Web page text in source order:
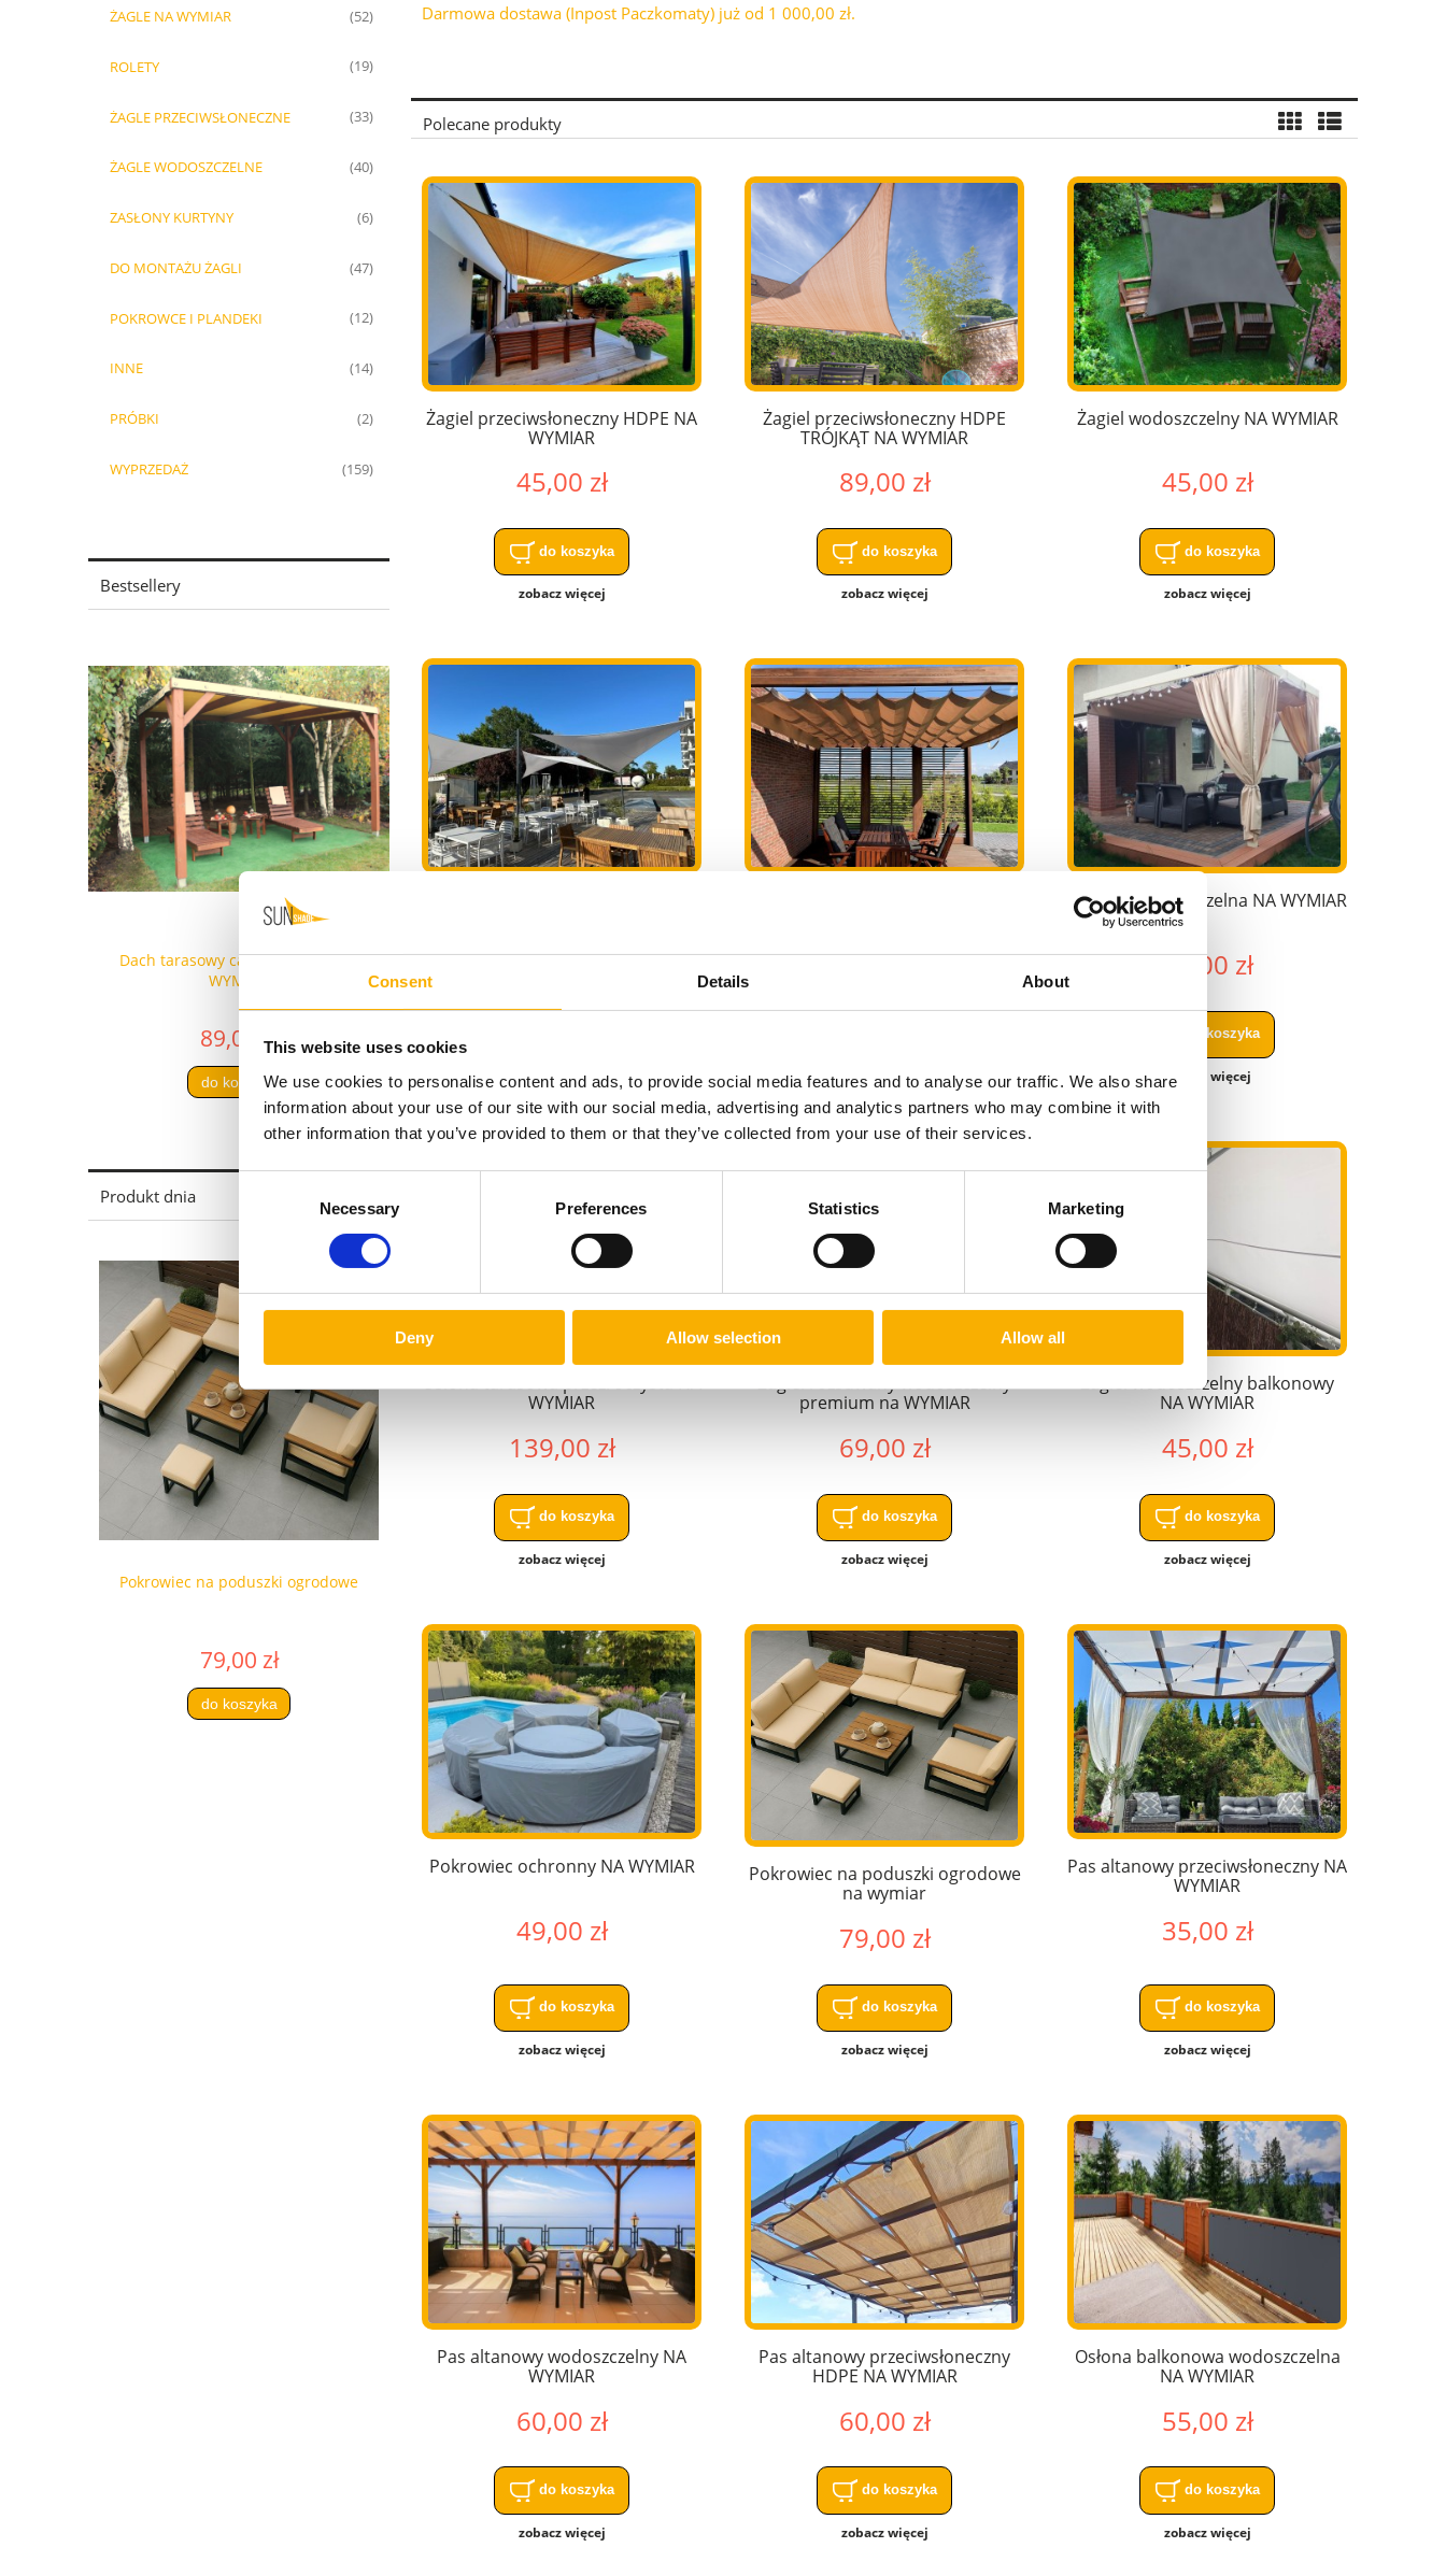
Consent Details About
This website uses cookies
We use cookies to personalise content and ads, to provide social media features and to analyse our traffic. We also share
information about your use of our site with our social media, advertising and analytics partners who may combine it with
other information that you’ve provided to them or that they’ve collected from your use of their services.
Necessary Preferences Statistics Marketing
Deny Allow selection Allow all
ŻAGLE NA WYMIAR (52)
ROLETY (19)
ŻAGLE PRZECIWSŁONECZNE (33)
ŻAGLE WODOSZCZELNE (40)
ZASŁONY KURTYNY (6)
DO MONTAŻU ŻAGLI (47)
POKROWCE I PLANDEKI (12)
INNE (14)
PRÓBKI (2)
WYPRZEDAŻ (159)
Bestsellery
Dach tarasowy całoroczny PVC na
WYMIAR
89,00 zł
do koszyka
Roleta rzymska pozioma premium Decor
do koszyka
Osłona tarasowa przeźroczysta NA
do koszyka
Żagiel graficzny wodoszczelny NA
do koszyka
Produkt dnia
Pokrowiec na poduszki ogrodowe
79,00 zł
do koszyka
Darmowa dostawa (Inpost Paczkomaty) już od 1 000,00 zł.
Polecane produkty
Żagiel przeciwsłoneczny HDPE NA
WYMIAR
45,00 zł
do koszyka
zobacz więcej
Żagiel przeciwsłoneczny HDPE
TRÓJKĄT NA WYMIAR
89,00 zł
do koszyka
zobacz więcej
Żagiel wodoszczelny NA WYMIAR
45,00 zł
do koszyka
zobacz więcej
89,00 zł
zobacz więcej
135,00 zł
zobacz więcej
Zasłona wodoszczelna NA WYMIAR
55,00 zł
do koszyka
zobacz więcej
Osłona tarasowa przeźroczysta NA
WYMIAR
139,00 zł
do koszyka
zobacz więcej
Żagiel rozsuwany wodoszczelny
premium na WYMIAR
69,00 zł
do koszyka
zobacz więcej
Żagiel wodoszczelny balkonowy
NA WYMIAR
45,00 zł
do koszyka
zobacz więcej
Pokrowiec ochronny NA WYMIAR
49,00 zł
do koszyka
zobacz więcej
Pokrowiec na poduszki ogrodowe
na wymiar
79,00 zł
do koszyka
zobacz więcej
Pas altanowy przeciwsłoneczny NA
WYMIAR
35,00 zł
do koszyka
zobacz więcej
Pas altanowy wodoszczelny NA
WYMIAR
60,00 zł
do koszyka
zobacz więcej
Pas altanowy przeciwsłoneczny
HDPE NA WYMIAR
60,00 zł
do koszyka
zobacz więcej
Osłona balkonowa wodoszczelna
NA WYMIAR
55,00 zł
do koszyka
zobacz więcej